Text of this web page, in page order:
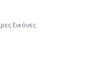
Εικόνες